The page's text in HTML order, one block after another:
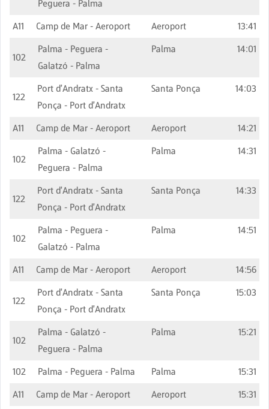
Peguera - Palma
A11 Camp de Mar - Aeroport Aeroport 13:41
102
Palma - Peguera -
Galatzó - Palma
Palma 14:01
122
Port d'Andratx - Santa
Ponça - Port d'Andratx
Santa Ponça 14:03
A11 Camp de Mar - Aeroport Aeroport 14:21
102
Palma - Galatzó -
Peguera - Palma
Palma 14:31
122
Port d'Andratx - Santa
Ponça - Port d'Andratx
Santa Ponça 14:33
102
Palma - Peguera -
Galatzó - Palma
Palma 14:51
A11 Camp de Mar - Aeroport Aeroport 14:56
122
Port d'Andratx - Santa
Ponça - Port d'Andratx
Santa Ponça 15:03
102
Palma - Galatzó -
Peguera - Palma
Palma 15:21
102 Palma - Peguera - Palma Palma
15:31
A11
Camp de Mar - Aeroport Aeroport 15:31